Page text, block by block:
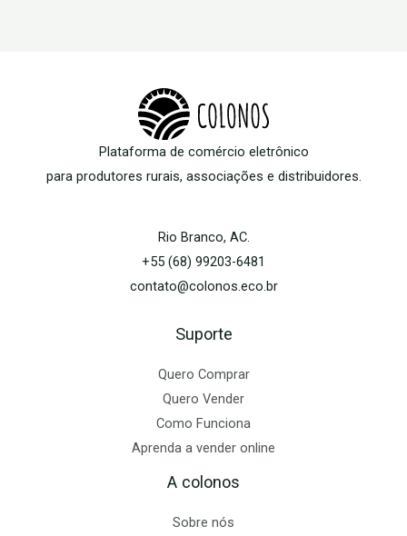
Plataforma de comércio eletrônico
para produtores rurais, associações e distribuidores.
Rio Branco, AC.
+55 (68) 99203-6481
contato@colonos.eco.br
Suporte
Quero Comprar
Quero Vender
Como Funciona
Aprenda a vender online
A colonos
Sobre nós